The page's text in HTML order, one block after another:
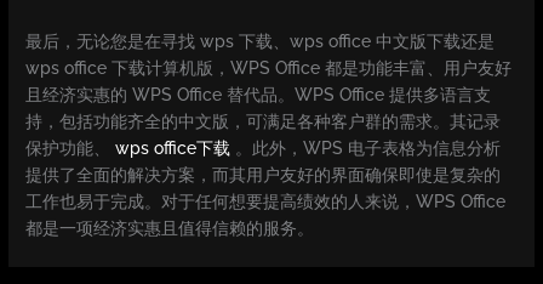
最后，无论您是在寻找 wps 下载、wps office 中文版下载还是
wps office 下载计算机版，WPS Office 都是功能丰富、用户友好
且经济实惠的 WPS Office 替代品。WPS Office 提供多语言支
持，包括功能齐全的中文版，可满足各种客户群的需求。其记录
保护功能、wps office下载 。此外，WPS 电子表格为信息分析
提供了全面的解决方案，而其用户友好的界面确保即使是复杂的
工作也易于完成。对于任何想要提高绩效的人来说，WPS Office
都是一项经济实惠且值得信赖的服务。